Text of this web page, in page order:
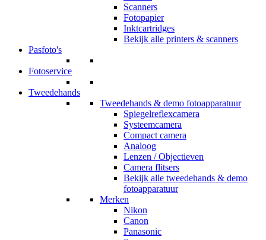
Scanners
Fotopapier
Inktcartridges
Bekijk alle printers & scanners
Pasfoto's
Fotoservice
Tweedehands
Tweedehands & demo fotoapparatuur
Spiegelreflexcamera
Systeemcamera
Compact camera
Analoog
Lenzen / Objectieven
Camera flitsers
Bekijk alle tweedehands & demo
fotoapparatuur
Merken
Nikon
Canon
Panasonic